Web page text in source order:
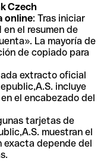
Czech
online: Tras iniciar
en el resumen de
La mayoría de
de copiado para
extracto oficial
incluye
el encabezado del
tarjetas de
muestran el
exacta depende del